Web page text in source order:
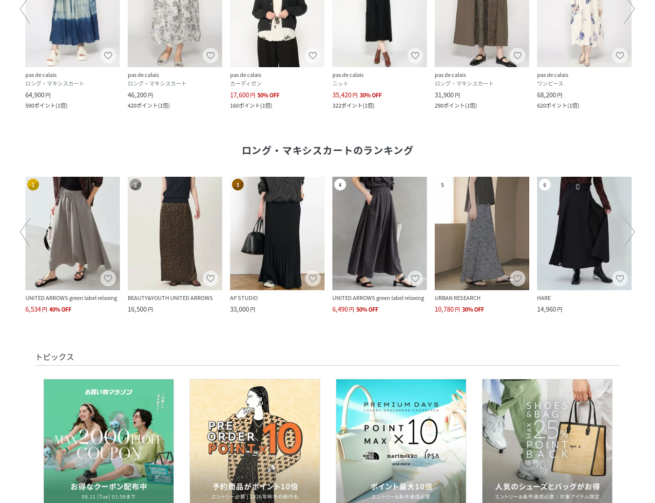
pas de calais
ロング・マキシスカート
64,900円
590ポイント(1倍)
pas de calais
ロング・マキシスカート
46,200円
420ポイント(1倍)
pas de calais
カーディガン
17,600円 50%OFF
160ポイント(1倍)
pas de calais
ニット
35,420円 30%OFF
322ポイント(1倍)
pas de calais
ロング・マキシスカート
31,900円
290ポイント(1倍)
pas de calais
ワンピース
68,200円
620ポイント(1倍)
ロング・マキシスカートのランキング
1
UNITED ARROWS green label relaxing
6,534円 40%OFF
2
BEAUTY&YOUTH UNITED ARROWS
16,500円
3
AP STUDIO
33,000円
4
UNITED ARROWS green label relaxing
6,490円 50%OFF
5
URBAN RESEARCH
10,780円 30%OFF
6
HARE
14,960円
トピックス